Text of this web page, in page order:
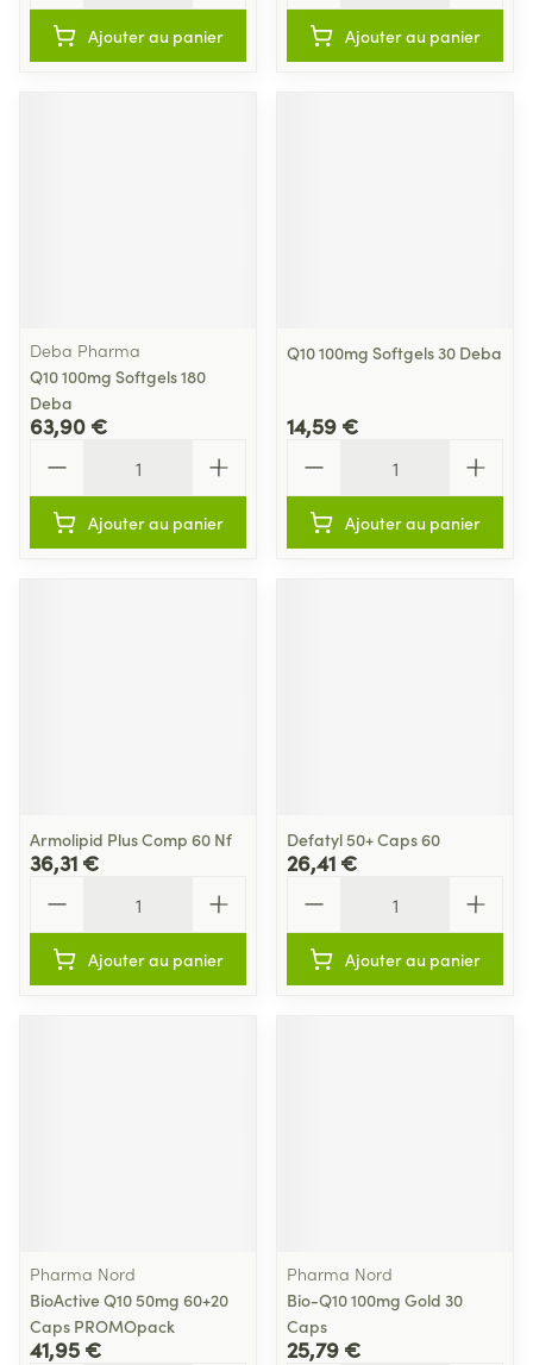
Ajouter au panier Ajouter au panier
Deba Pharma
Q10 100mg Softgels 180
Deba
63,90 €
Ajouter au panier
Q10 100mg Softgels 30 Deba
14,59 €
Ajouter au panier
Armolipid Plus Comp 60 Nf
36,31 €
Ajouter au panier
Defatyl 50+ Caps 60
26,41 €
Ajouter au panier
Pharma Nord
BioActive Q10 50mg 60+20
Caps PROMOpack
41,95 €
Pharma Nord
Bio-Q10 100mg Gold 30
Caps
25,79 €